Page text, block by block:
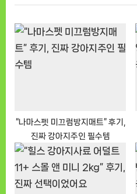
u
P
s
P
o
t
:
“나마스펫 미끄럼방지매트” 후기,
진짜 강아지주인 필수템